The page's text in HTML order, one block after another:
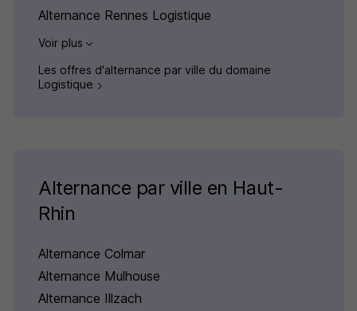
Alternance Rennes Logistique
Voir plus
Les offres d'alternance par ville du domaine
Logistique
Alternance par ville en Haut-
Rhin
Alternance Colmar
Alternance Mulhouse
Alternance Illzach